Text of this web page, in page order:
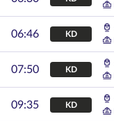
06:46 KD
07:50 KD
09:35 KD